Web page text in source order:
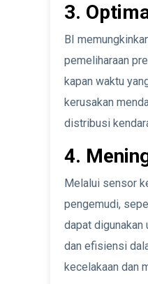
3.
BI
pemeliharaan
kapan waktu
kerusakan
distribusi
4.
Melalui sensor
pengemudi,
dapat digunakan
dan efisiensi
kecelakaan dan